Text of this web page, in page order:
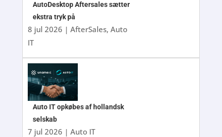
AutoDesktop Aftersales sætter
ekstra tryk på
8 jul 2026 | AfterSales, Auto
IT
Auto IT opkøbes af hollandsk
selskab
7 jul 2026 | Auto IT